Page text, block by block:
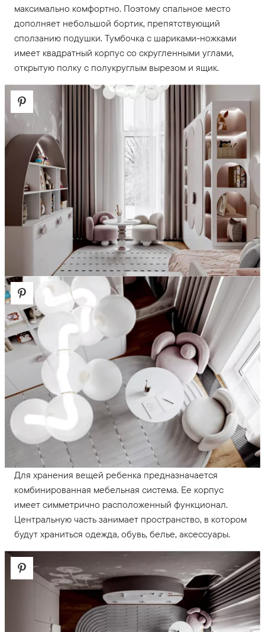
максимально комфортно. Поэтому спальное место
дополняет небольшой бортик, препятствующий
сползанию подушки. Тумбочка с шариками-ножками
имеет квадратный корпус со скругленными углами,
открытую полку с полукруглым вырезом и ящик.
Для хранения вещей ребенка предназначается
комбинированная мебельная система. Ее корпус
имеет симметрично расположенный функционал.
Центральную часть занимает пространство, в котором
будут храниться одежда, обувь, белье, аксессуары.